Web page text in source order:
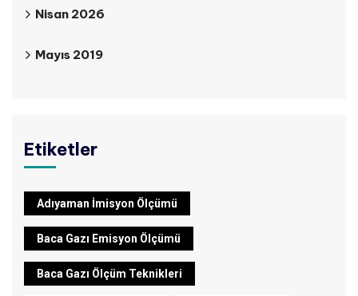
Nisan 2026
Mayıs 2019
Etiketler
Adıyaman İmisyon Ölçümü
Baca Gazı Emisyon Ölçümü
Baca Gazı Ölçüm Teknikleri